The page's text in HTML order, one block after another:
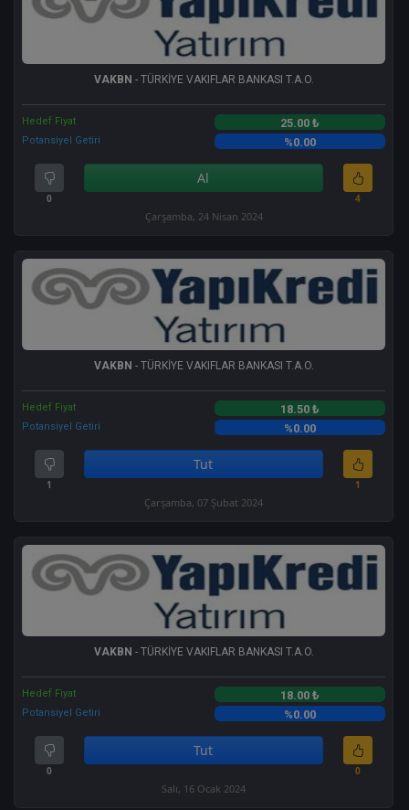
VAKBN - TÜRKİYE VAKIFLAR BANKASI T.A.O.
Hedef Fiyat 25.00 ₺
Potansiyel Getiri %0.00
0
Al
4
Çarşamba, 24 Nisan 2024
VAKBN - TÜRKİYE VAKIFLAR BANKASI T.A.O.
Hedef Fiyat 18.50 ₺
Potansiyel Getiri %0.00
1
Tut
1
Çarşamba, 07 Şubat 2024
VAKBN - TÜRKİYE VAKIFLAR BANKASI T.A.O.
Hedef Fiyat 18.00 ₺
Potansiyel Getiri %0.00
0
Tut
0
Salı, 16 Ocak 2024